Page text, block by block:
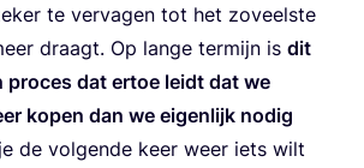
te ver­va­gen tot het zoveel­ste
draagt. Op lan­ge ter­mijn is dit
pro­ces dat ertoe leidt dat we
kopen dan we eigen­lijk nodig
de vol­gen­de keer weer iets wilt